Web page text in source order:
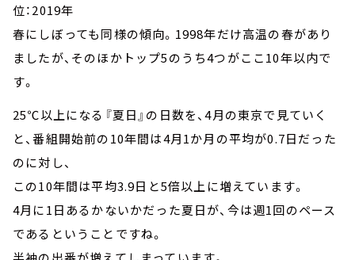
位：2019年
春にしぼっても同様の傾向。1998年だけ高温の春があり
ましたが、そのほかトップ5のうち4つがここ10年以内で
す。
25℃以上になる『夏日』の日数を、4月の東京で見ていく
と、番組開始前の10年間は4月1か月の平均が0.7日だった
のに対し、
この10年間は平均3.9日と5倍以上に増えています。
4月に1日あるかないかだった夏日が、今は週1回のペース
であるということですね。